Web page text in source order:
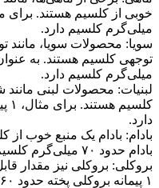
میلی‌گرم کلسیم دارد.
سویا: محصولات سویا، مانند
میلی‌گرم کلسیم دارد.
لبنیات: محصولات لبنی مانند
دارد.
بادام حدود ۷۰ میلی‌گرم کلسیم دارد.
بروکلی: بروکلی نیز مقدار
۱ پیمانه بروکلی پخته حدود ۶۰ میلی‌گرم کلسیم دارد.